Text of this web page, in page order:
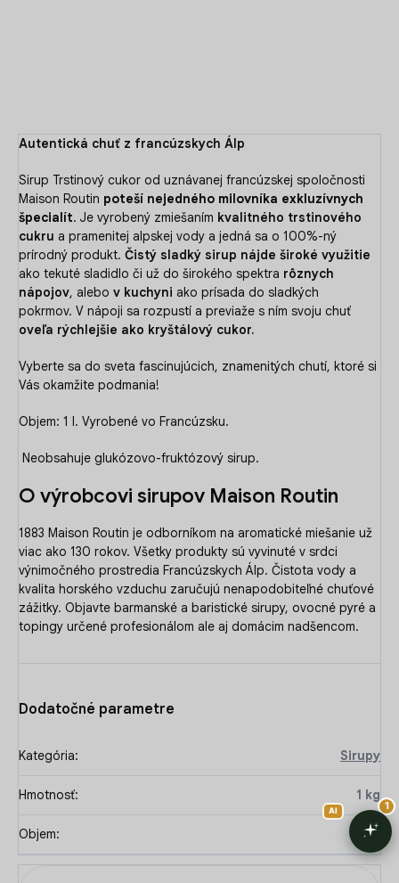
Autentická chuť z francúzskych Álp
Sirup Trstinový cukor od uznávanej francúzskej spoločnosti
Maison Routin poteší nejedného milovníka exkluzívnych
špecialít. Je vyrobený zmiešaním kvalitného trstinového
cukru a pramenitej alpskej vody a jedná sa o 100%-ný
prírodný produkt. Čistý sladký sirup nájde široké využitie
ako tekuté sladidlo či už do širokého spektra rôznych
nápojov, alebo v kuchyni ako prísada do sladkých
pokrmov. V nápoji sa rozpustí a previaže s ním svoju chuť
oveľa rýchlejšie ako kryštálový cukor.
Vyberte sa do sveta fascinujúcich, znamenitých chutí, ktoré si
Vás okamžite podmania!
Objem: 1 l. Vyrobené vo Francúzsku.
Neobsahuje glukózovo-fruktózový sirup.
O výrobcovi sirupov Maison Routin
1883 Maison Routin je odborníkom na aromatické miešanie už
viac ako 130 rokov. Všetky produkty sú vyvinuté v srdci
výnimočného prostredia Francúzskych Álp. Čistota vody a
kvalita horského vzduchu zaručujú nenapodobiteľné chuťové
zážitky. Objavte barmanské a baristické sirupy, ovocné pyré a
topingy určené profesionálom ale aj domácim nadšencom.
Dodatočné parametre
Kategória: Sirupy
Hmotnosť: 1 kg
Objem: 1l